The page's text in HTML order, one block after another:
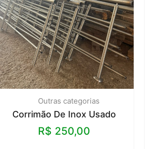
Outras categorias
Corrimão De Inox Usado
R$ 250,00